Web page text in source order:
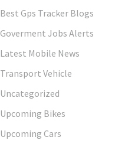
Best Gps Tracker Blogs
Goverment Jobs Alerts
Latest Mobile News
Transport Vehicle
Uncategorized
Upcoming Bikes
Upcoming Cars